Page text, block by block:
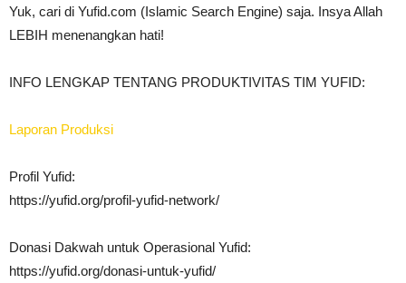
Yuk, cari di Yufid.com (Islamic Search Engine) saja. Insya Allah
LEBIH menenangkan hati!
INFO LENGKAP TENTANG PRODUKTIVITAS TIM YUFID:
Laporan Produksi
Profil Yufid:
https://yufid.org/profil-yufid-network/
Donasi Dakwah untuk Operasional Yufid:
https://yufid.org/donasi-untuk-yufid/